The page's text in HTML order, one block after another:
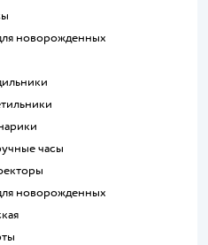
новорожденных
часы
новорожденных